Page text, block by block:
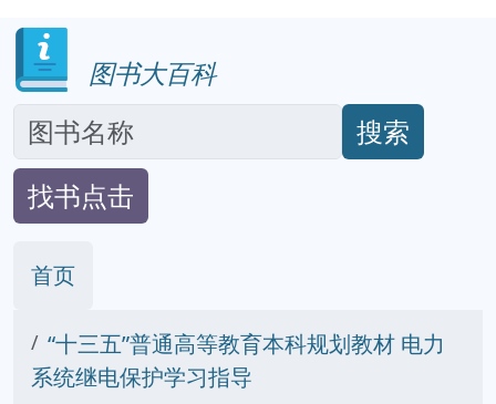
图书大百科
搜索
找书点击
首页
“十三五”普通高等教育本科规划教材 电力
系统继电保护学习指导